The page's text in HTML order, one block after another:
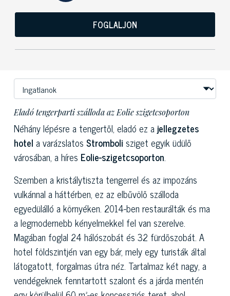
FOGLALJON
Eladó tengerparti szálloda az Eolie szigetcsoporton
Néhány lépésre a tengertől, eladó ez a jellegzetes
hotel a varázslatos Stromboli sziget egyik üdülő
városában, a híres Eolie-szigetcsoporton.
Szemben a kristálytiszta tengerrel és az impozáns
vulkánnal a háttérben, ez az elbűvölő szálloda
egyedülálló a környéken. 2014-ben restaurálták és ma
a legmodernebb kényelmekkel fel van szerelve.
Magában foglal 24 hálószobát és 32 fürdőszobát. A
hotel földszintjén van egy bár, mely egy turisták által
látogatott, forgalmas útra néz. Tartalmaz két nagy, a
vendégeknek fenntartott szalont és a járda mentén